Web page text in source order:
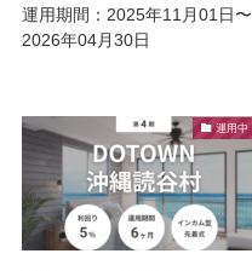
運用期間：2025年11月01日〜
2026年04月30日
運用中